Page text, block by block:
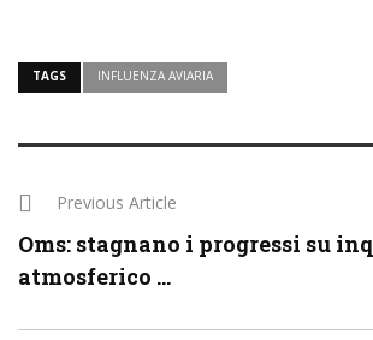
TAGS INFLUENZA AVIARIA
Previous Article
Oms: stagnano i progressi su
atmosferico ...